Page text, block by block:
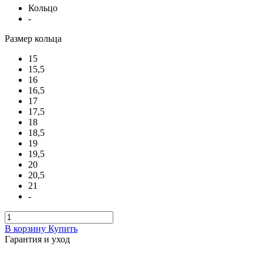
Кольцо
-
Размер кольца
15
15,5
16
16,5
17
17,5
18
18,5
19
19,5
20
20,5
21
-
В корзину Купить
Гарантия и уход